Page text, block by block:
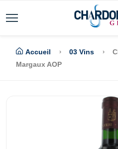
Accueil 03 Vins
Margaux AOP